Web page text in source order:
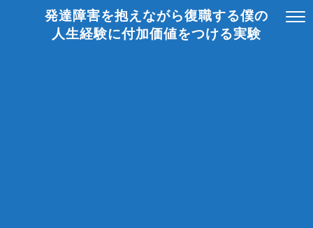
発達障害を抱えながら復職する僕の
人生経験に付加価値をつける実験